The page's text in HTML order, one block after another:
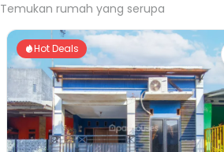
Temukan rumah yang serupa
Hot Deals